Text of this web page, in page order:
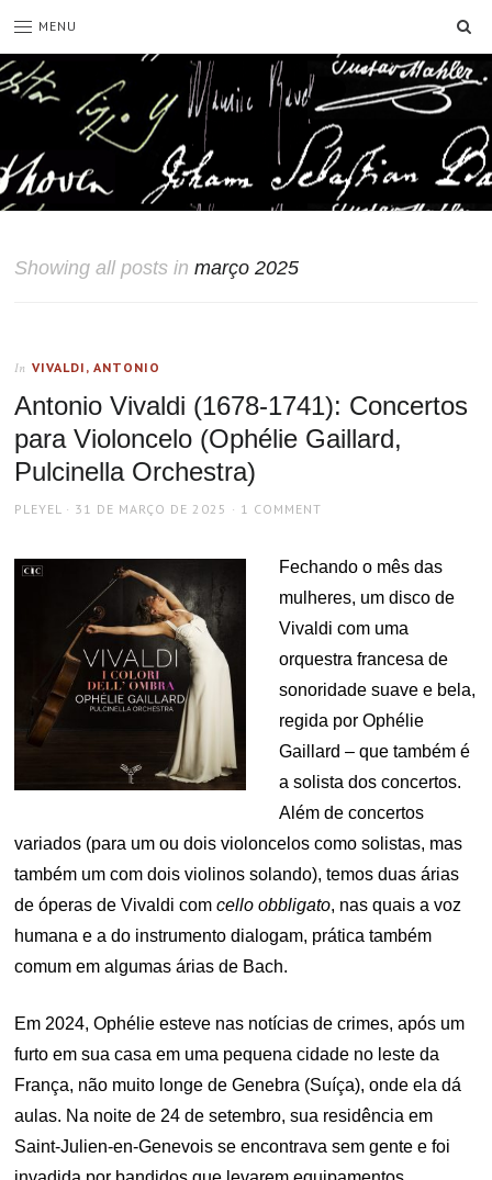
MENU
Showing all posts inmarço 2025
In VIVALDI, ANTONIO
Antonio Vivaldi (1678-1741): Concertos
para Violoncelo (Ophélie Gaillard,
Pulcinella Orchestra)
AUTHOR
PLEYEL
POSTED
31 DE MARÇO DE 2025 1 COMMENT
Fechando o mês das
mulheres, um disco de
Vivaldi com uma
orquestra francesa de
sonoridade suave e bela,
regida por Ophélie
Gaillard – que também é
a solista dos concertos.
Além de concertos
variados (para um ou dois violoncelos como solistas, mas
também um com dois violinos solando), temos duas árias
de óperas de Vivaldi comcello obbligato, nas quais a voz
humana e a do instrumento dialogam, prática também
comum em algumas árias de Bach.
Em 2024, Ophélie esteve nas notícias de crimes, após um
furto em sua casa em uma pequena cidade no leste da
França, não muito longe de Genebra (Suíça), onde ela dá
aulas. Na noite de 24 de setembro, sua residência em
Saint-Julien-en-Genevois se encontrava sem gente e foi